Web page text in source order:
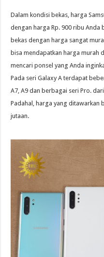
Dalam kondisi bekas, harga
dengan harga Rp. 900 ribu Anda
bekas dengan harga sangat
bisa mendapatkan harga murah
mencari ponsel yang Anda
Pada seri Galaxy A terdapat
A7, A9 dan berbagai seri Pro.
Padahal, harga yang ditawarkan
jutaan.